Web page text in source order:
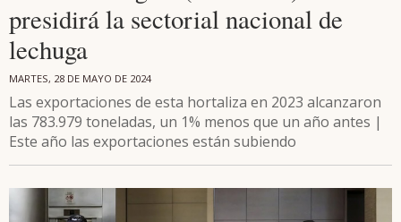
presidirá la sectorial nacional de
lechuga
MARTES, 28 DE MAYO DE 2024
Las exportaciones de esta hortaliza en 2023 alcanzaron
las 783.979 toneladas, un 1% menos que un año antes |
Este año las exportaciones están subiendo